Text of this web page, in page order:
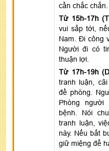
cần chắc chắn.
Từ 15h-17h
vui sắp tới,
Nam. Đi công
Người đi có
thuận lợi.
Từ 17h-19h
tranh luận,
đề phòng.
Phòng người
bệnh. Nói
tranh luận,
này. Nếu bắt
giữ miệng để